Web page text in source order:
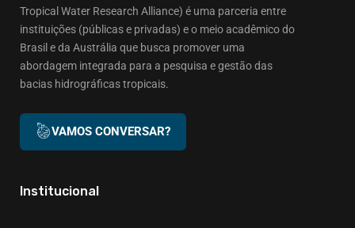
Tropical Water Research Alliance) é uma parceria entre
instituições (públicas e privadas) e o meio acadêmico do
Brasil e da Austrália que busca promover uma
abordagem integrada para a pesquisa e gestão das
bacias hidrográficas tropicais.
VAMOS CONVERSAR?
Institucional